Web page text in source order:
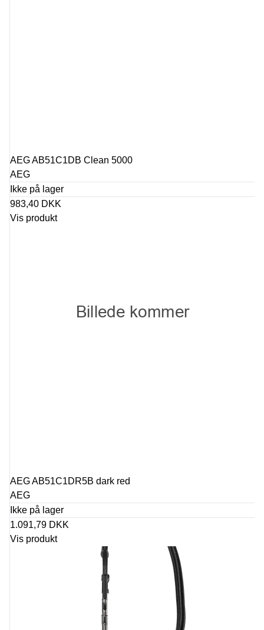
AEG AB51C1DB Clean 5000
AEG
Ikke på lager
983,40 DKK
Vis produkt
AEG AB51C1DR5B dark red
AEG
Ikke på lager
1.091,79 DKK
Vis produkt